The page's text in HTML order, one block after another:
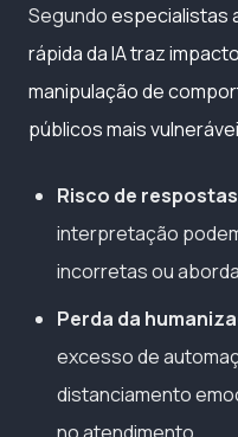
Segundoespecialistas
rápida da IA traz
manipulação de
públicos mais
Risco de
interpretação
incorretas ou
Perda da
excesso de
distanciamento
no atendimento.